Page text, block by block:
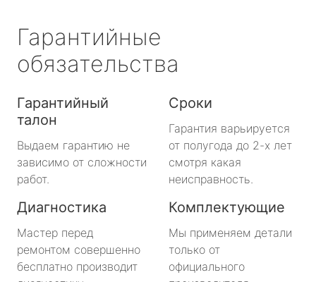
Гарантийные
обязательства
Гарантийный
талон
Выдаем гарантию не
зависимо от сложности
работ.
Сроки
Гарантия варьируется
от полугода до 2-х лет
смотря какая
неисправность.
Диагностика
Мастер перед
ремонтом совершенно
бесплатно производит
Комплектующие
Мы применяем детали
только от
официального